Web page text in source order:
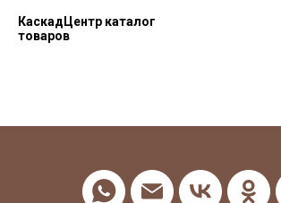
КаскадЦентр каталог
товаров